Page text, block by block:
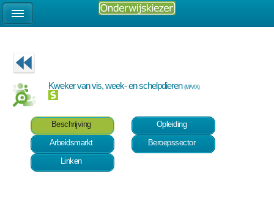
Kweker van vis, week- en schelpdieren(M/V/X)
Beschrijving
Opleiding
Arbeidsmarkt
Beroepssector
Linken